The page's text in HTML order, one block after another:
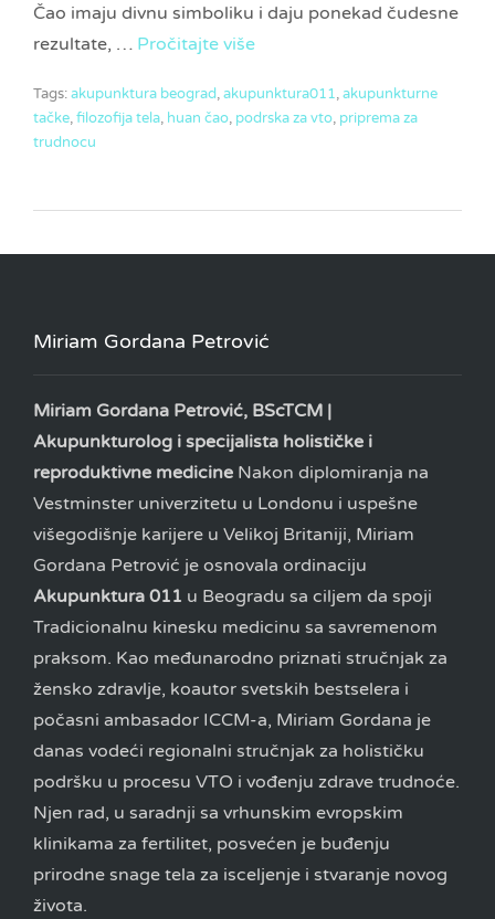
Čao imaju divnu simboliku i daju ponekad čudesne
rezultate, … Pročitajte više
Tags:akupunktura beograd,akupunktura011,akupunkturne
tačke,filozofija tela, huan čao, podrska za vto, priprema za
trudnocu
Miriam Gordana Petrović
Miriam Gordana Petrović, BScTCM |
Akupunkturolog i specijalista holističke i
reproduktivne medicine Nakon diplomiranja na
Vestminster univerzitetu u Londonu i uspešne
višegodišnje karijere u Velikoj Britaniji, Miriam
Gordana Petrović je osnovala ordinaciju
Akupunktura 011 u Beogradu sa ciljem da spoji
Tradicionalnu kinesku medicinu sa savremenom
praksom. Kao međunarodno priznati stručnjak za
žensko zdravlje, koautor svetskih bestselera i
počasni ambasador ICCM-a, Miriam Gordana je
danas vodeći regionalni stručnjak za holističku
podršku u procesu VTO i vođenju zdrave trudnoće.
Njen rad, u saradnji sa vrhunskim evropskim
klinikama za fertilitet, posvećen je buđenju
prirodne snage tela za isceljenje i stvaranje novog
života.